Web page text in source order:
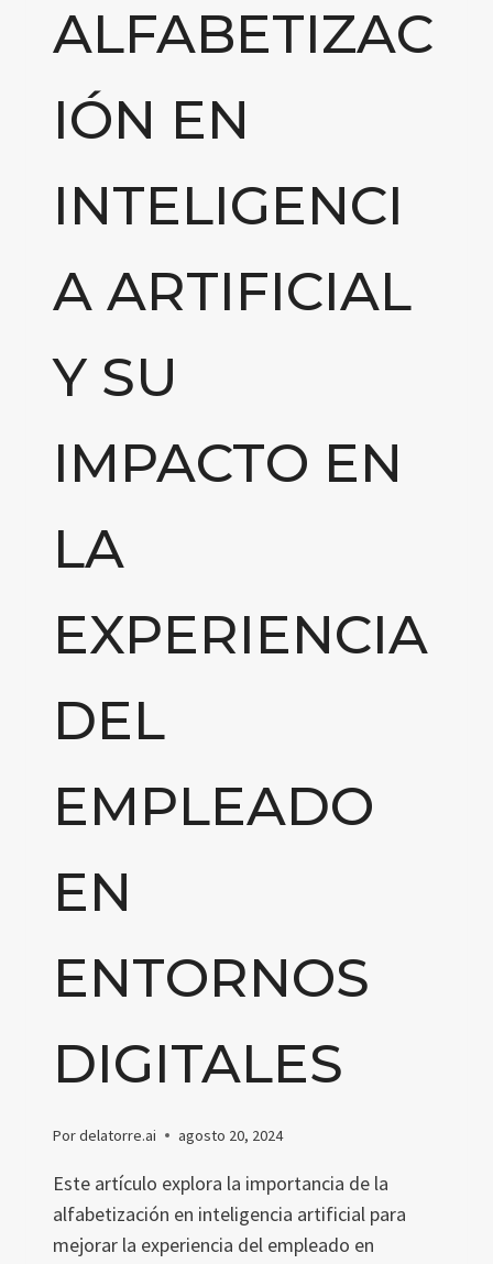
ALFABETIZAC
IÓN EN
INTELIGENCI
A ARTIFICIAL
Y SU
IMPACTO EN
LA
EXPERIENCIA
DEL
EMPLEADO
EN
ENTORNOS
DIGITALES
Pordelatorre.ai agosto 20, 2024
Este artículo explora la importancia de la
alfabetización en inteligencia artificial para
mejorar la experiencia del empleado en